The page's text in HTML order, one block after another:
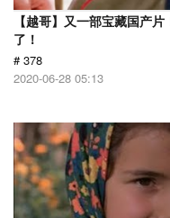
【越哥】又一部宝藏国产
了！
# 378
2020-06-28 05:13